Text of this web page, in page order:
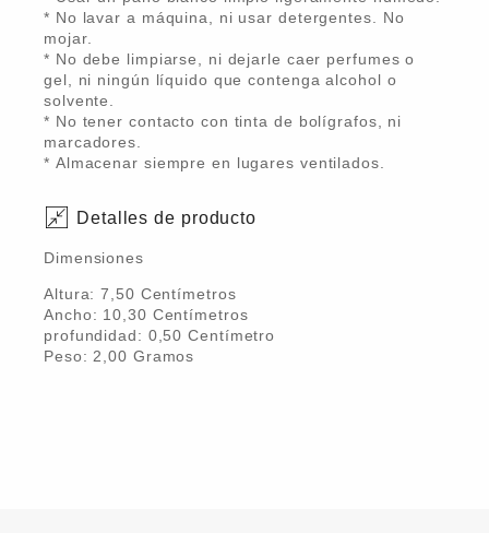
* No lavar a máquina, ni usar detergentes. No
mojar.
* No debe limpiarse, ni dejarle caer perfumes o
gel, ni ningún líquido que contenga alcohol o
solvente.
* No tener contacto con tinta de bolígrafos, ni
marcadores.
* Almacenar siempre en lugares ventilados.
Detalles de producto
Dimensiones
Altura:7,50 Centímetros
Ancho: 10,30 Centímetros
profundidad: 0,50 Centímetro
Peso: 2,00 Gramos